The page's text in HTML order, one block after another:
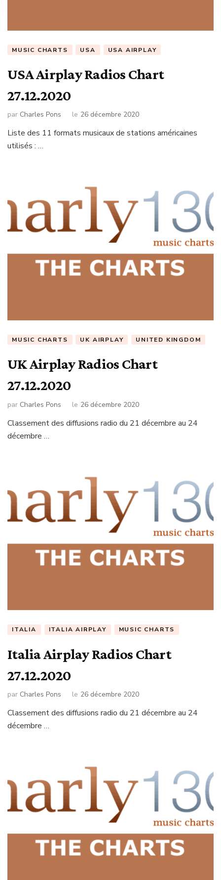
MUSIC CHARTS USA USA AIRPLAY
USA Airplay Radios Chart
27.12.2020
par Charles Pons le 26 décembre 2020
Liste des 11 formats musicaux de stations américaines
utilisés : …
MUSIC CHARTS UK AIRPLAY UNITED KINGDOM
UK Airplay Radios Chart
27.12.2020
par Charles Pons le 26 décembre 2020
Classement des diffusions radio du 21 décembre au 24
décembre …
ITALIA ITALIA AIRPLAY MUSIC CHARTS
Italia Airplay Radios Chart
27.12.2020
par Charles Pons le 26 décembre 2020
Classement des diffusions radio du 21 décembre au 24
décembre …